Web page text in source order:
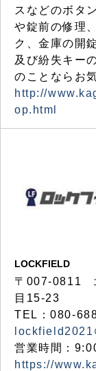
スなどのボタ
や錠前の修理
ク、金庫の開
及び紛失キー
のことならお
http://
op.html
LOCKFIELD
〒007-0811
目15-23
TEL：080-
営業時間：
https://